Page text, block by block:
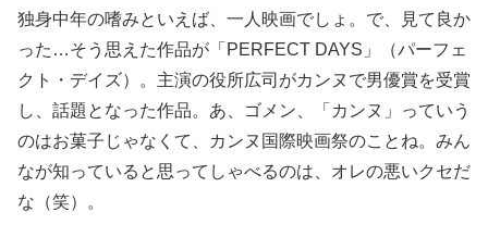
独身中年の嗜みといえば、一人映画でしょ。で、見て良か
った…そう思えた作品が「PERFECT DAYS」（パーフェ
クト・デイズ）。主演の役所広司がカンヌで男優賞を受賞
し、話題となった作品。あ、ゴメン、「カンヌ」っていう
のはお菓子じゃなくて、カンヌ国際映画祭のことね。みん
なが知っていると思ってしゃべるのは、オレの悪いクセだ
な（笑）。